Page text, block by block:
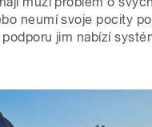
neumí svoje pocity
jim nabízí